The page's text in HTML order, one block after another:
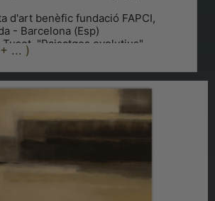
d'art benèfic fundació FAPCI,
- Barcelona (Esp)
"Paisatges evolutius" -
modent, Trobades amb l'art
(U.S.A.)
Tuset, "Figuració" - Barcelona
Cultural la Quadra - Sta. M.
Javier Roman - Bèrgam Art Fera
Tuset- Barcelona (Esp)
16- Milà (Itàlia)
... )